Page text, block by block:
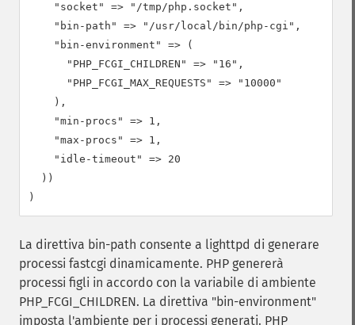
    "socket" => "/tmp/php.socket",
    "bin-path" => "/usr/local/bin/php-cgi",
    "bin-environment" => (
      "PHP_FCGI_CHILDREN" => "16",
      "PHP_FCGI_MAX_REQUESTS" => "10000"
    ),
    "min-procs" => 1,
    "max-procs" => 1,
    "idle-timeout" => 20
  ))
La direttiva bin-path consente a lighttpd di generare
processi fastcgi dinamicamente. PHP genererà
processi figli in accordo con la variabile di ambiente
PHP_FCGI_CHILDREN. La direttiva "bin-environment"
imposta l'ambiente per i processi generati. PHP